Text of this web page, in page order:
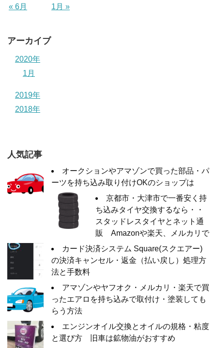
« 6月 1月 »
アーカイブ
2020年
1月
2019年
2018年
人気記事
オークションやアマゾンで買った部品・パ
ーツを持ち込み取り付けOKのショップは
京都市・大津市で一番安く持
ち込みタイヤ交換するなら・・
スタッドレスタイヤとネット通
販 Amazonや楽天、メルカリで
カード決済システム Square(スクエアー)
の決済キャンセル・返金（払い戻し）処理方
法と手数料
アマゾンやヤフオク・メルカリ・楽天で買
ったエアロを持ち込みで取付け・塗装しても
らう方法
エンジンオイル交換とオイルの規格・粘度
と選び方 旧車は鉱物油がおすすめ